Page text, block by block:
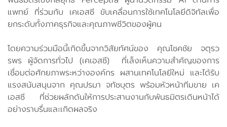
แพทย์ ที่ร่วมกับ เคเอสซี ขับเคลื่อนการใช้เทคโนโลยีดิจิทัลเพื่อ
ยกระดับทั้งภาคธุรกิจและคุณภาพชีวิตของผู้คน
โดยความร่วมมือนี้เกิดขึ้นจากวิสัยทัศน์ของ คุณโชคชัย จตุรว
รพร ผู้จัดการทั่วไป (เคเอสซี) ที่เล็งเห็นความสำคัญของการ
เชื่อมต่อศักยภาพระหว่างองค์กร ผสานเทคโนโลยีใหม่ และได้รับ
แรงสนับสนุนจาก คุณปรมา จทัชบุตร พร้อมหัวหน้าทีมขาย เค
เอสซี ที่ช่วยผลักดันให้การประสานงานกับพันธมิตรเดินหน้าได้
อย่างราบรื่นและเกิดผลจริง